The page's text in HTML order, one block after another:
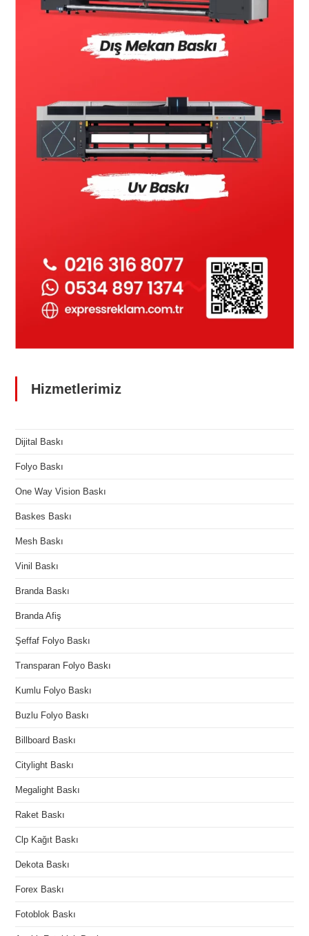
Hizmetlerimiz
Dijital Baskı
Folyo Baskı
One Way Vision Baskı
Baskes Baskı
Mesh Baskı
Vinil Baskı
Branda Baskı
Branda Afiş
Şeffaf Folyo Baskı
Transparan Folyo Baskı
Kumlu Folyo Baskı
Buzlu Folyo Baskı
Billboard Baskı
Citylight Baskı
Megalight Baskı
Raket Baskı
Clp Kağıt Baskı
Dekota Baskı
Forex Baskı
Fotoblok Baskı